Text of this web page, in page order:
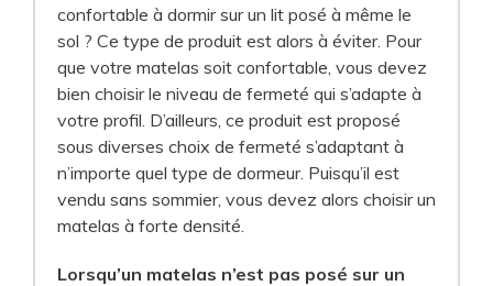
confortable à dormir sur un lit posé à même le
sol ? Ce type de produit est alors à éviter. Pour
que votre matelas soit confortable, vous devez
bien choisir le niveau de fermeté qui s’adapte à
votre profil. D’ailleurs, ce produit est proposé
sous diverses choix de fermeté s’adaptant à
n’importe quel type de dormeur. Puisqu’il est
vendu sans sommier, vous devez alors choisir un
matelas à forte densité.
Lorsqu’un matelas n’est pas posé sur un